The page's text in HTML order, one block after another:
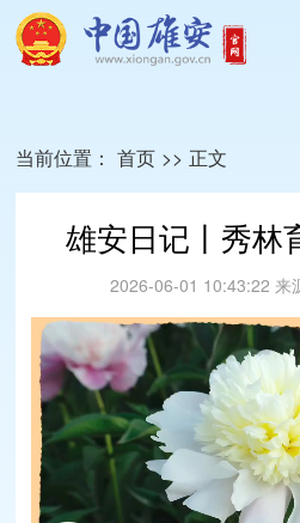
当前位置： 首页 >> 正文
雄安日记丨秀林
2026-06-01 10:43:22 来